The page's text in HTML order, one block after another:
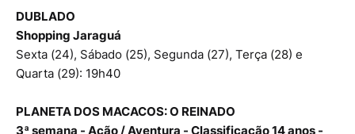
DUBLADO
Shopping Jaraguá
Sexta (24), Sábado (25), Segunda (27), Terça (28) e
Quarta (29): 19h40
PLANETA DOS MACACOS: O REINADO
3ª semana - Ação / Aventura - Classificação 14 anos -